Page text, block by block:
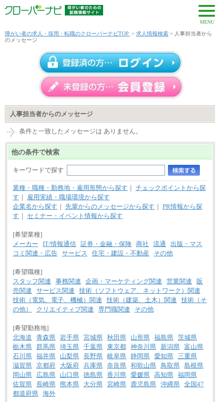
MENU
障がい者の求人・採用・転職のクローバーナビTOP > 求人情報検索 > 人事担当者から
のメッセージ
人事担当者からのメッセージ
条件と一致したメッセージは ありません。
他の条件で検索
キーワードで探す
業種・職種・勤務地・雇用形態から探す ｜ チェックポイントから探
す ｜
雇用実績・職場環境から探す
企業名から探す ｜ 先輩からのメッセージから探す ｜ PR情報から探
す ｜ セミナー・イベント情報から探す
[希望業種]
メーカー
IT/情報通信 証券・金融・保険 商社 流通
出版・マス
コミ関連・広告 サービス 住宅・建設・不動産 その他
[希望職種]
スタッフ関連
事務関連 企画・マーケティング関連 営業関連
販
売関連
サービス関連
技術（ソフトウェア、ネットワーク）関連
技術（電気、電子、機械）関連
技術（建築、土木）関連
技術（そ
の他）
クリエイティブ関連 専門職関連 その他
[希望勤務地]
北海道
青森県 岩手県 宮城県 秋田県 山形県 福島県
茨城県
栃木県
群馬県 埼玉県 千葉県 東京都 神奈川県 新潟県
富山県
石川県
福井県 山梨県 長野県 岐阜県 静岡県 愛知県
三重県
滋賀県
京都府 大阪府 兵庫県 奈良県 和歌山県 鳥取県
島根県
岡山県
広島県 山口県 徳島県 香川県 愛媛県 高知県
福岡県
佐賀県
長崎県 熊本県 大分県 宮崎県 鹿児島県 沖縄県
全国47
都道府県
海外